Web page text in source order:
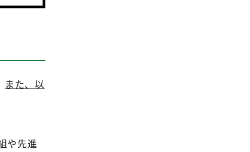
また、以
や先進